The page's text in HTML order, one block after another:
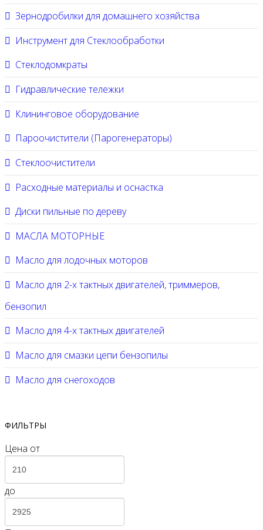
Зернодробилки для домашнего хозяйства
Инструмент для Стеклообработки
Стеклодомкраты
Гидравлические тележки
Клининговое оборудование
Пароочистители (Парогенераторы)
Стеклоочистители
Расходные материалы и оснастка
Диски пильные по дереву
МАСЛА МОТОРНЫЕ
Масло для лодочных моторов
Масло для 2-х тактных двигателей, триммеров,
бензопил
Масло для 4-х тактных двигателей
Масло для смазки цепи бензопилы
Масло для снегоходов
ФИЛЬТРЫ
Цена от
до